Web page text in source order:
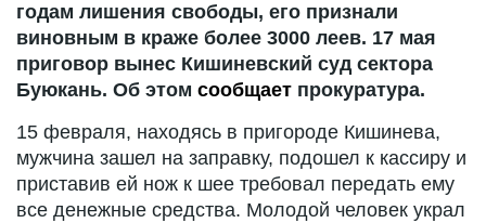
годам лишения свободы, его признали
виновным в краже более 3000 леев. 17 мая
приговор вынес Кишиневский суд сектора
Буюкань. Об этом сообщает прокуратура.
15 февраля, находясь в пригороде Кишинева,
мужчина зашел на заправку, подошел к кассиру и
приставив ей нож к шее требовал передать ему
все денежные средства. Молодой человек украл